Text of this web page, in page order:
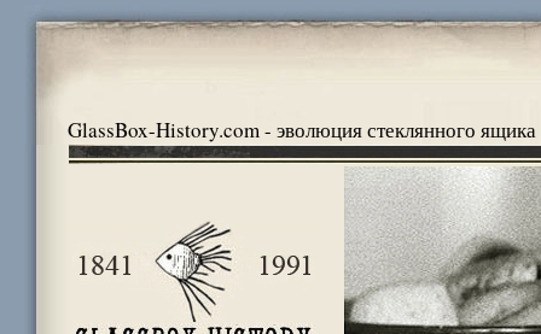
GlassBox-History.com - эволюция стеклянного ящика